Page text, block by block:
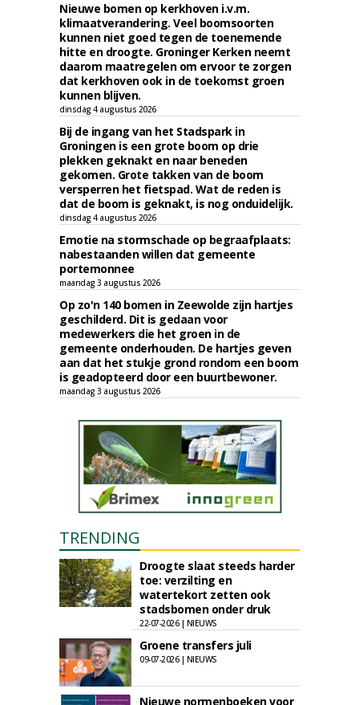
Nieuwe bomen op kerkhoven i.v.m.
klimaatverandering. Veel boomsoorten
kunnen niet goed tegen de toenemende
hitte en droogte. Groninger Kerken neemt
daarom maatregelen om ervoor te zorgen
dat kerkhoven ook in de toekomst groen
kunnen blijven.
dinsdag 4 augustus 2026
Bij de ingang van het Stadspark in
Groningen is een grote boom op drie
plekken geknakt en naar beneden
gekomen. Grote takken van de boom
versperren het fietspad. Wat de reden is
dat de boom is geknakt, is nog onduidelijk.
dinsdag 4 augustus 2026
Emotie na stormschade op begraafplaats:
nabestaanden willen dat gemeente
portemonnee
maandag 3 augustus 2026
Op zo'n 140 bomen in Zeewolde zijn hartjes
geschilderd. Dit is gedaan voor
medewerkers die het groen in de
gemeente onderhouden. De hartjes geven
aan dat het stukje grond rondom een boom
is geadopteerd door een buurtbewoner.
maandag 3 augustus 2026
TRENDING
Droogte slaat steeds harder
toe: verzilting en
watertekort zetten ook
stadsbomen onder druk
22-07-2026 | NIEUWS
Groene transfers juli
09-07-2026 | NIEUWS
Nieuwe normenboeken voor